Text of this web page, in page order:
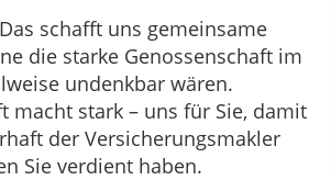
schafft uns gemeinsame
die starke Genossenschaft im
undenkbar wären.
macht stark – uns für Sie, damit
der Versicherungsmakler
Sie verdient haben.